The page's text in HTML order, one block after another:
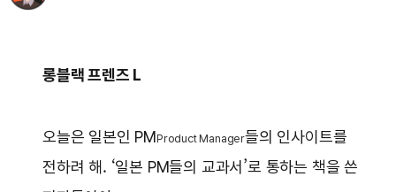
롱블랙 프렌즈 L
오늘은 일본인 PMProduct Manager들의 인사이트를
전하려 해. ‘일본 PM들의 교과서’로 통하는 책을 쓴